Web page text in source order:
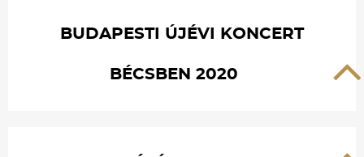
BUDAPESTI ÚJÉVI KONCERT
BÉCSBEN 2020